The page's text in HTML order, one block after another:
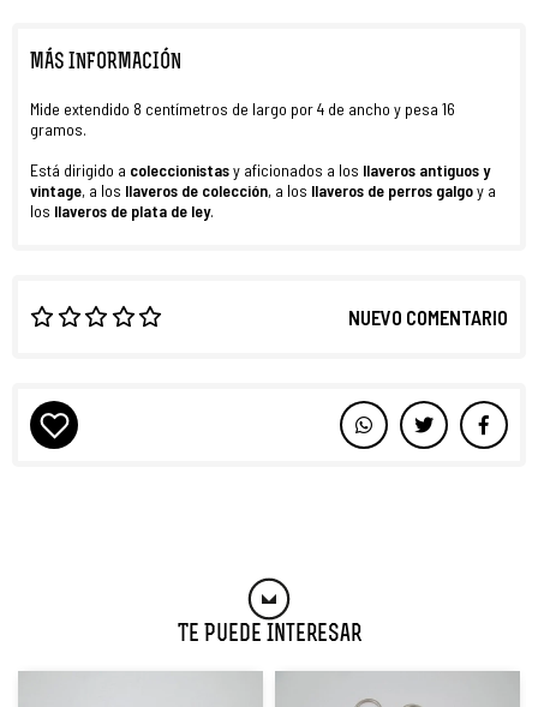
MÁS INFORMACIÓN
Mide extendido 8 centímetros de largo por 4 de ancho y pesa 16
gramos.
Está dirigido a coleccionistasy aficionados a los llaveros antiguos y
vintage, a los llaveros de colección, a los llaveros de perros galgoy a
los llaveros de plata de ley.
NUEVO COMENTARIO
Te Puede Interesar